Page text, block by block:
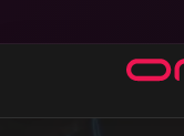
Skip to main content